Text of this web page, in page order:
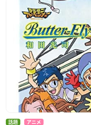
話題 アニメ